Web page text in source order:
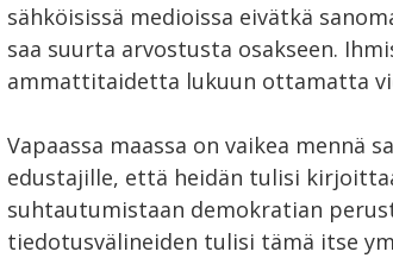
sähköisissä medioissa eivätkä
saa suurta arvostusta osakseen.
ammattitaidetta lukuun ottamatta
Vapaassa maassa on vaikea
edustajille, että heidän tulisi
suhtautumistaan demokratian
tiedotusvälineiden tulisi tämä itse